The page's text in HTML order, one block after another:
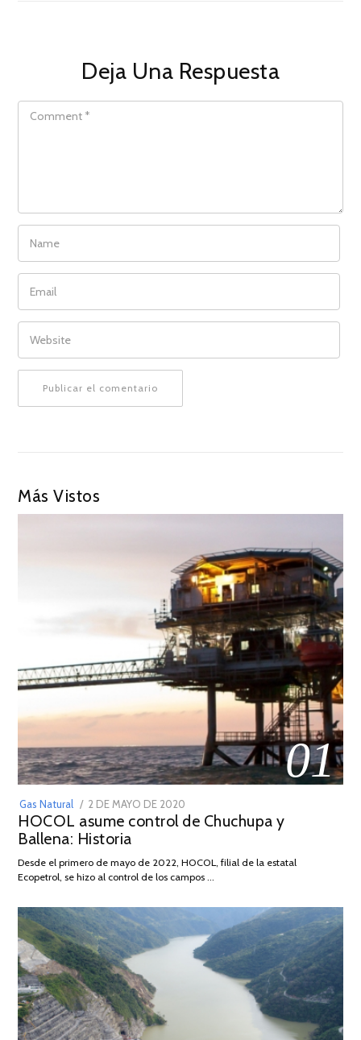
Deja Una Respuesta
COMMENT
NAME
EMAIL
WEBSITE
Más Vistos
01
Gas Natural
POSTED
ON
2 DE MAYO DE 2020
DE
2026
HOCOL asume control de Chuchupa y
Ballena: Historia
Desde el primero de mayo de 2022, HOCOL, filial de la estatal
Ecopetrol, se hizo al control de los campos …